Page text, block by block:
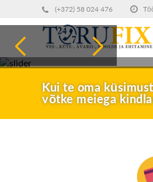
(+372) 58 024 476
Kui te oma
võtke meiega